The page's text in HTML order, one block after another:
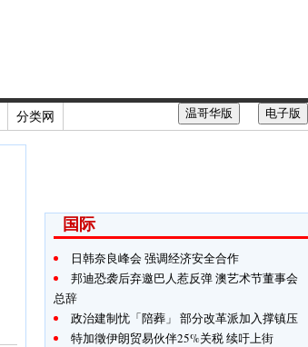
分类网 电子版
温哥华版
国际
日韩奈良峰会 强调经济安全合作
邦迪恐袭后弃邀巴人惹反弹 澳艺术节董事会
总辞
政治建制忧「陪葬」 部分改革派加入撑镇压
特加徵伊朗贸易伙伴25%关税 续吁上街